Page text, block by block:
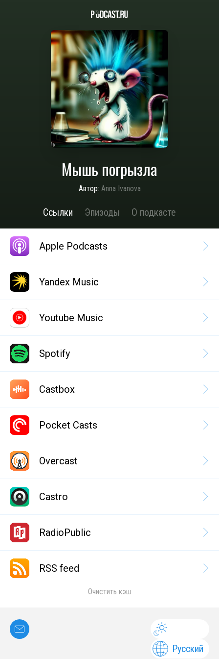
Мышь погрызла
Автор: Anna Ivanova
Ссылки Эпизоды О подкасте
Apple Podcasts
Yandex Music
Youtube Music
Spotify
Castbox
Pocket Casts
Overcast
Castro
RadioPublic
RSS feed
Очистить кэш
Русский